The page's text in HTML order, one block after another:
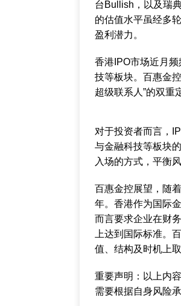
台Bullish，以及瑞
的估值水平虽经多
盈利潜力。
香港IPO市场近月
技等板块。百惠金
超级联系人”的双重
对于投资者而言，
与金融科技等板块
入场的方式，平衡
百惠金控展望，随
年。香港作为国际
而言要求企业在财
上达到国际标准。
值、结构及时机上
重要声明：以上内
需要根据自身风险